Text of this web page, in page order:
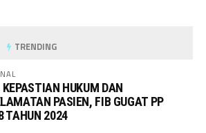
TRENDING
KEPASTIAN HUKUM DAN
PASIEN, FIB GUGAT PP
TAHUN 2024